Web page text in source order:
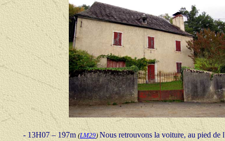
- 13H07 – 197m(LM29) Nous retrouvons la voiture, au pied de